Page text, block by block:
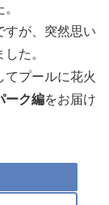
すが、突然思い
た。
てプールに花火
ーク編をお届け